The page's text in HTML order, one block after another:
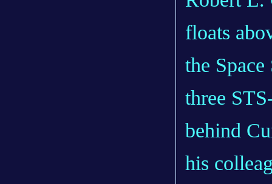
floats
the
three
behind
his